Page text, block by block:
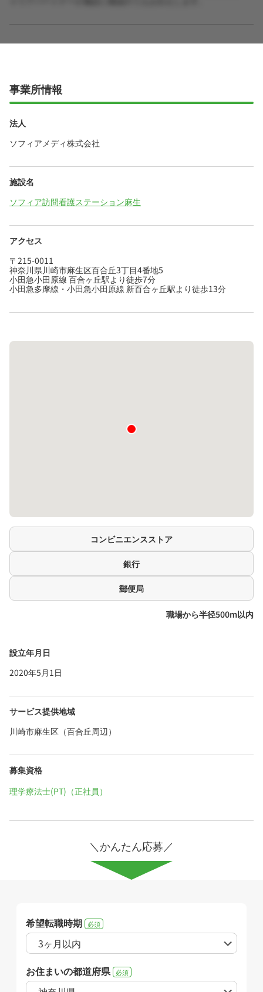
事業所情報
法人
ソフィアメディ株式会社
施設名
ソフィア訪問看護ステーション麻生
アクセス
〒215-0011
神奈川県川崎市麻生区百合丘3丁目4番地5
小田急小田原線 百合ヶ丘駅より徒歩7分
小田急多摩線・小田急小田原線 新百合ヶ丘駅より徒歩13分
コンビニエンスストア
銀行
郵便局
職場から半径500m以内
設立年月日
2020年5月1日
サービス提供地域
川崎市麻生区（百合丘周辺）
募集資格
理学療法士(PT)（正社員）
＼かんたん応募／
希望転職時期 必須
お住まいの都道府県 必須